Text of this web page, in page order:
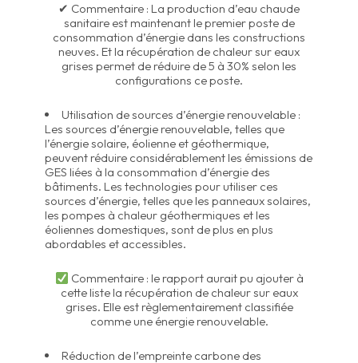
✔ Commentaire : La production d’eau chaude
sanitaire est maintenant le premier poste de
consommation d’énergie dans les constructions
neuves. Et la récupération de chaleur sur eaux
grises permet de réduire de 5 à 30% selon les
configurations ce poste.
Utilisation de sources d’énergie renouvelable :
Les sources d’énergie renouvelable, telles que
l’énergie solaire, éolienne et géothermique,
peuvent réduire considérablement les émissions de
GES liées à la consommation d’énergie des
bâtiments. Les technologies pour utiliser ces
sources d’énergie, telles que les panneaux solaires,
les pompes à chaleur géothermiques et les
éoliennes domestiques, sont de plus en plus
abordables et accessibles.
Commentaire : le rapport aurait pu ajouter à
cette liste la récupération de chaleur sur eaux
grises. Elle est règlementairement classifiée
comme une énergie renouvelable.
Réduction de l’empreinte carbone des